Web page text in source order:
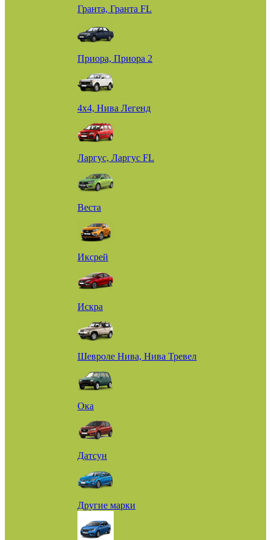
Гранта, Гранта FL
Приора, Приора 2
4х4, Нива Легенд
Ларгус, Ларгус FL
Веста
Иксрей
Искра
Шевроле Нива, Нива Тревел
Ока
Датсун
Другие марки